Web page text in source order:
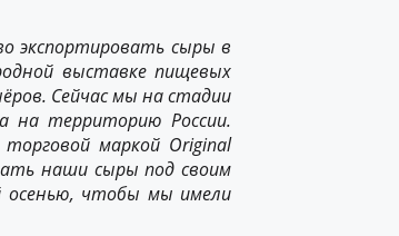
экспортировать сыры в
выставке пищевых
Сейчас мы на стадии
на территорию России.
маркой Original
наши сыры под своим
чтобы мы имели